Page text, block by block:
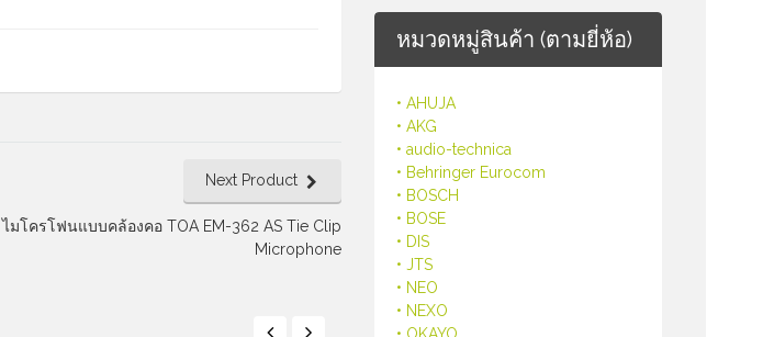
หมวดหมู่สินค้า (ตามยี่ห้อ)
• AHUJA
• AKG
• audio-technica
• Behringer Eurocom
• BOSCH
• BOSE
• DIS
• JTS
• NEO
• NEXO
Next Product
ไมโครโฟนแบบคล้องคอ TOA EM-362 AS Tie Clip
Microphone